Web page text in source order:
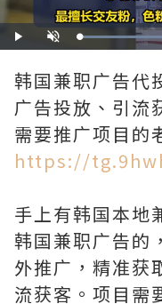
Play Unmute
韩国兼职广告代
广告投放、引流
需要推广项目的
https://
手上有韩国本地
韩国兼职广告的
外推广，精准获
流获客。项目需